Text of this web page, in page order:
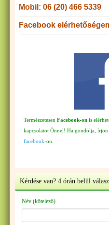
Mobil: 06 (20) 466 5339
Facebook
Természetesen Facebook-on is
kapcsolatot Önnel! Ha gondolja, írjon
facebook-on.
Kérdése van? 4 órán belül
Név (kötelező)